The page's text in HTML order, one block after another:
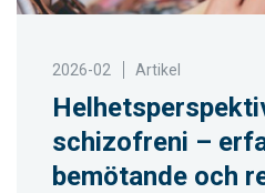
2026-02 Artikel
schizofreni –
bemötande och